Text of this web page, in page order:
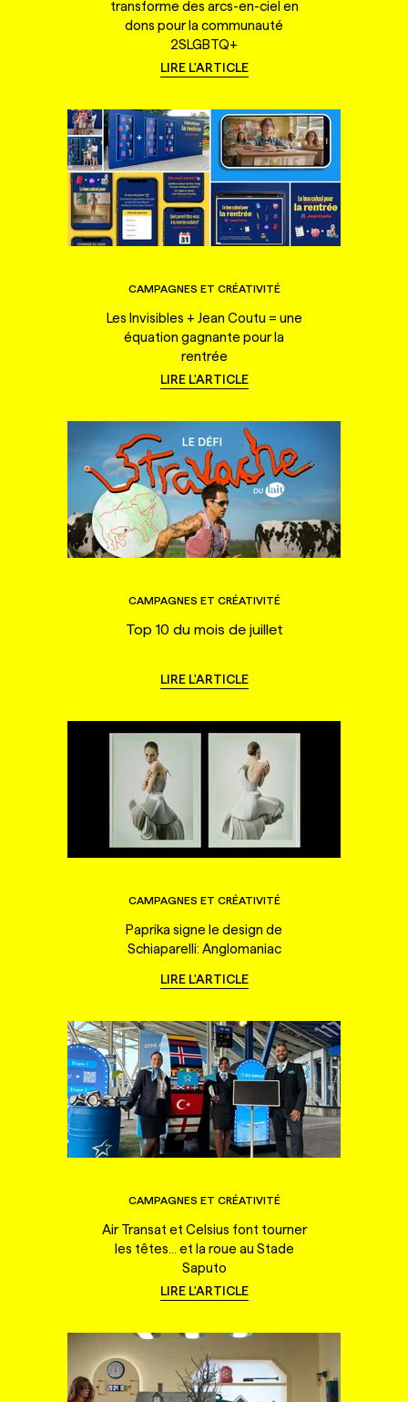
transforme des arcs-en-ciel en
dons pour la communauté
2SLGBTQ+
LIRE L'ARTICLE
CAMPAGNES ET CRÉATIVITÉ
Les Invisibles + Jean Coutu = une
équation gagnante pour la
rentrée
LIRE L'ARTICLE
CAMPAGNES ET CRÉATIVITÉ
Top 10 du mois de juillet
LIRE L'ARTICLE
CAMPAGNES ET CRÉATIVITÉ
Paprika signe le design de
Schiaparelli: Anglomaniac
LIRE L'ARTICLE
CAMPAGNES ET CRÉATIVITÉ
Air Transat et Celsius font tourner
les têtes... et la roue au Stade
Saputo
LIRE L'ARTICLE